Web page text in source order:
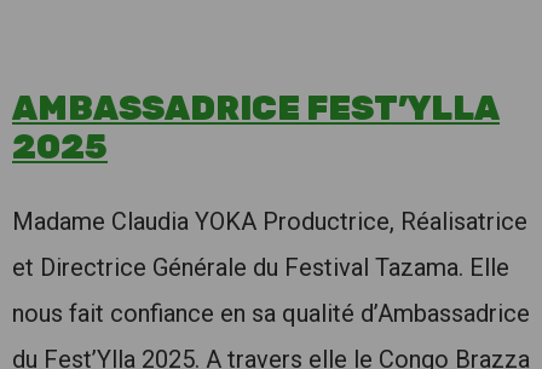
AMBASSADRICE FEST’YLLA
2025
Madame Claudia YOKA Productrice, Réalisatrice
et Directrice Générale du Festival Tazama. Elle
nous fait confiance en sa qualité d’Ambassadrice
du Fest’Ylla 2025. A travers elle le Congo Brazza